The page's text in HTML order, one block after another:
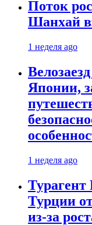
Поток
Шанхай
1 неделя ago
Японии,
1 неделя ago
Турции
из-за